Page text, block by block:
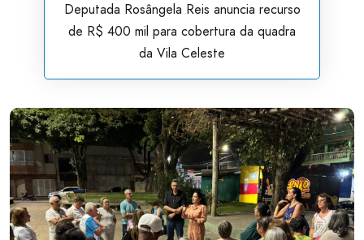
Deputada Rosângela Reis anuncia recurso
de R$ 400 mil para cobertura da quadra
da Vila Celeste